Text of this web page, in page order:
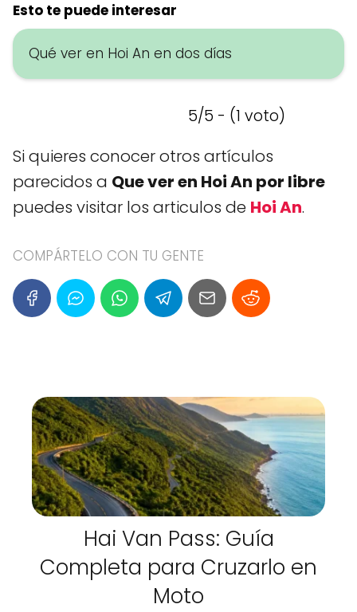
Esto te puede interesar
Qué ver en Hoi An en dos días
5/5 - (1 voto)
Si quieres conocer otros artículos
parecidos a Que ver en Hoi An por libre
puedes visitar los articulos de Hoi An.
COMPÁRTELO CON TU GENTE
Hai Van Pass: Guía
Completa para Cruzarlo en
Moto